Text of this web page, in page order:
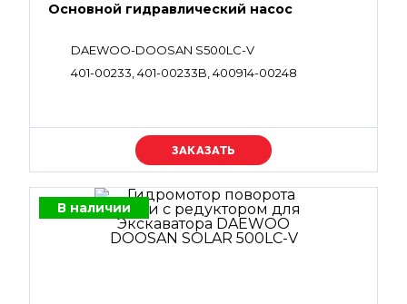
Основной гидравлический насос
DAEWOO-DOOSAN S500LC-V
401-00233, 401-00233B, 400914-00248
Уточняйте цену
В наличии